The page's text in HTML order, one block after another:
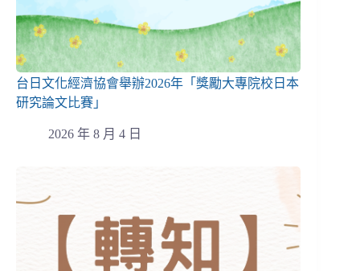
台日文化經濟協會舉辦2026年「獎勵大專院校日本
研究論文比賽」
2026 年 8 月 4 日